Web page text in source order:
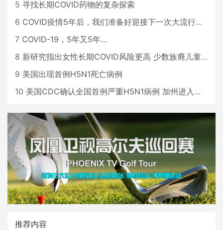
5 寻找长期COVID药物的复杂探索
6 COVID疫情5年后，我们准备好迎接下一次大流行了吗？
7 COVID-19，5年又5年…
8 新研究指出女性长期COVID风险更高 少数族裔儿童存在差异
9 美国出现首例H5N1死亡病例
10 美国CDC确认全国首例严重H5N1病例 加州进入紧急状态
推荐内容